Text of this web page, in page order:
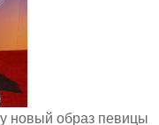
новый образ певицы